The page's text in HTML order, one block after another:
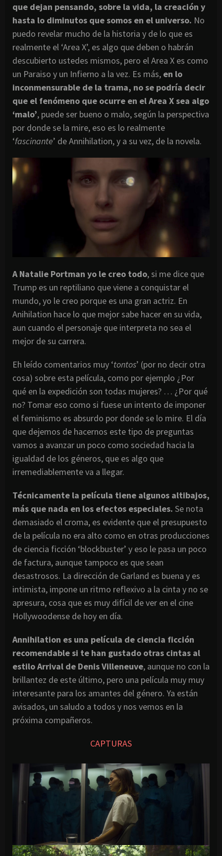
que dejan pensando, sobre la vida, la creación y
hasta lo diminutos que somos en el universo. No
puedo revelar mucho de la historia y de lo que es
realmente el ‘Area X’, es algo que deben o habrán
descubierto ustedes mismos, pero el Area X es como
un Paraiso y un Infierno a la vez. Es más, en lo
inconmensurable de la trama, no se podría decir
que el fenómeno que ocurre en el Area X sea algo
‘malo’, puede ser bueno o malo, según la perspectiva
por donde se la mire, eso es lo realmente
‘fascinante’ de Annihilation, y a su vez, de la novela.
A Natalie Portman yo le creo todo, si me dice que
Trump es un reptiliano que viene a conquistar el
mundo, yo le creo porque es una gran actriz. En
Anihilation hace lo que mejor sabe hacer en su vida,
aun cuando el personaje que interpreta no sea el
mejor de su carrera.
Eh leído comentarios muy ‘tontos’ (por no decir otra
cosa) sobre esta película, como por ejemplo ¿Por
qué en la expedición son todas mujeres? … ¿Por qué
no? Tomar eso como si fuese un intento de imponer
el feminismo es absurdo por donde se lo mire. El día
que dejemos de hacernos este tipo de preguntas
vamos a avanzar un poco como sociedad hacia la
igualdad de los géneros, que es algo que
irremediablemente va a llegar.
Técnicamente la película tiene algunos altibajos,
más que nada en los efectos especiales. Se nota
demasiado el croma, es evidente que el presupuesto
de la película no era alto como en otras producciones
de ciencia ficción ‘blockbuster’ y eso le pasa un poco
de factura, aunque tampoco es que sean
desastrosos. La dirección de Garland es buena y es
intimista, impone un ritmo reflexivo a la cinta y no se
apresura, cosa que es muy difícil de ver en el cine
Hollywoodense de hoy en día.
Annihilation es una película de ciencia ficción
recomendable si te han gustado otras cintas al
estilo Arrival de Denis Villeneuve, aunque no con la
brillantez de este último, pero una película muy muy
interesante para los amantes del género. Ya están
avisados, un saludo a todos y nos vemos en la
próxima compañeros.
CAPTURAS